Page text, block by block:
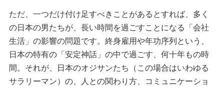
ただ、一つだけ付け足すべきことがあるとすれば、多く
の日本の男たちが、長い時間を過ごすことになる「会社
生活」の影響の問題です。終身雇用や年功序列という、
日本の特有の「安定神話」の中で過ごす、何十年もの時
間。それが、日本のオジサンたち（この場合はいわゆる
サラリーマン）の、人との関わり方、コミュニケーショ